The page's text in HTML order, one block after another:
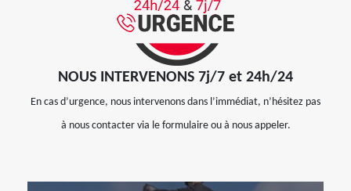
NOUS INTERVENONS 7j/7 et 24h/24
En cas d’urgence, nous intervenons dans l’immédiat, n’hésitez pas
à nous contacter via le formulaire ou à nous appeler.